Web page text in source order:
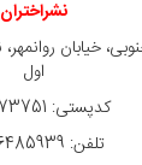
نشراختران
اول
کدپستی: 1314973751
تلفن: 02166485939